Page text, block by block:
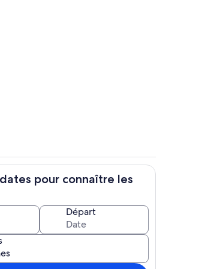
Maison vue côté rue
pour connaître les
Départ